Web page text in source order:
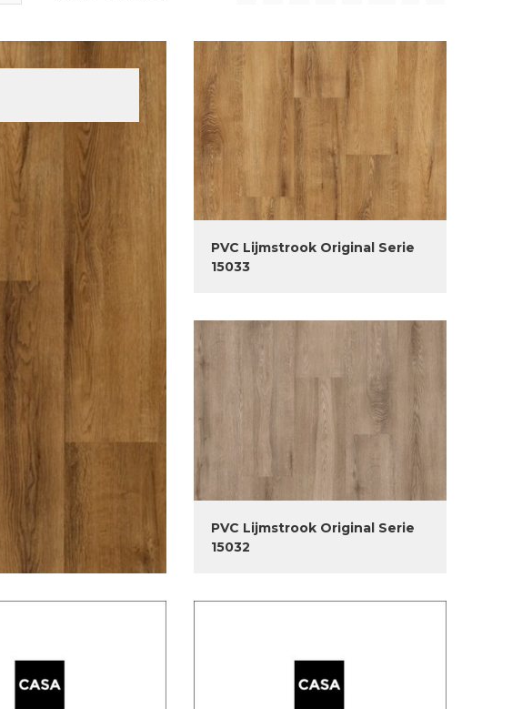
PVC Lijmstrook Original Serie
15033
PVC Lijmstrook Original Serie
15032